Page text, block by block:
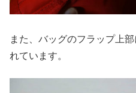
また、バッグのフラップ上
れています。